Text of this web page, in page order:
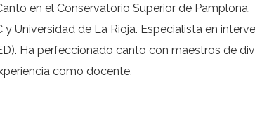
en el Conservatorio Superior de Pamplona.
y Universidad de La Rioja. Especialista en
Ha perfeccionado canto con maestros de
como docente.